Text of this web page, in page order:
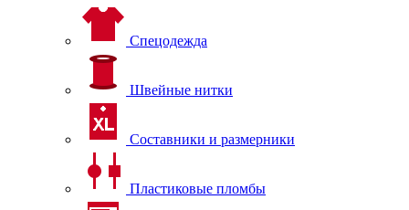
Спецодежда
Швейные нитки
Составники и размерники
Пластиковые пломбы